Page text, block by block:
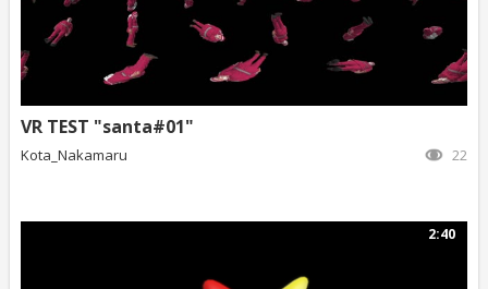
VR TEST "santa#01"
Kota_Nakamaru 22
2:40